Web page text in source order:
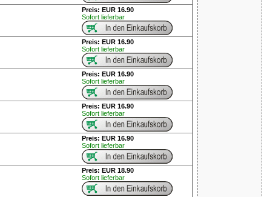
Preis: EUR 16.90
Sofort lieferbar
Preis: EUR 16.90
Sofort lieferbar
Preis: EUR 16.90
Sofort lieferbar
Preis: EUR 16.90
Sofort lieferbar
Preis: EUR 16.90
Sofort lieferbar
Preis: EUR 18.90
Sofort lieferbar